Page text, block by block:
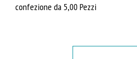
confezione da 5,00 Pezzi